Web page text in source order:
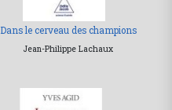
Dans le cerveau des champions
Jean-Philippe Lachaux